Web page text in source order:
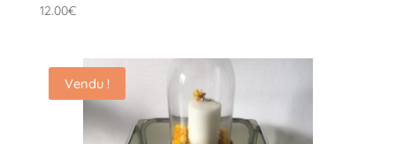
12.00€
Vendu !